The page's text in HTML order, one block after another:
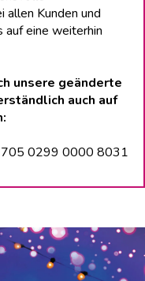
allen Kunden und
auf eine weiterhin
unsere geänderte
auch auf
0299 0000 8031